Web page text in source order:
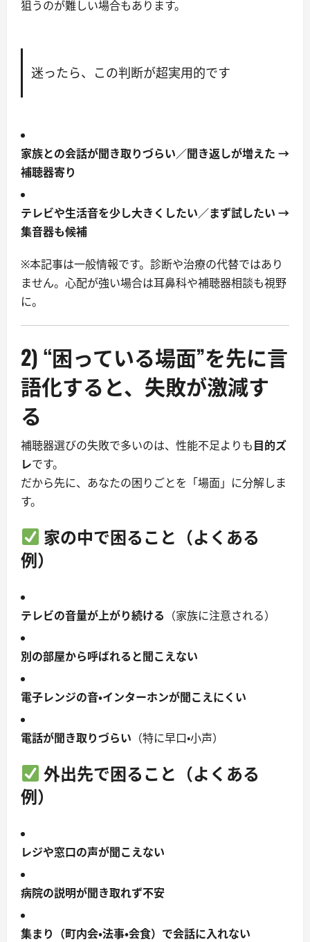
狙うのが難しい場合もあります。
迷ったら、この判断が超実用的です
家族との会話が聞き取りづらい／聞き返しが増えた →
補聴器寄り
テレビや生活音を少し大きくしたい／まず試したい →
集音器も候補
※本記事は一般情報です。診断や治療の代替ではあり
ません。心配が強い場合は耳鼻科や補聴器相談も視野
に。
2) “困っている場面”を先に言
語化すると、失敗が激減す
る
補聴器選びの失敗で多いのは、性能不足よりも目的ズ
レです。
だから先に、あなたの困りごとを「場面」に分解しま
す。
家の中で困ること（よくある
例）
テレビの音量が上がり続ける （家族に注意される）
別の部屋から呼ばれると聞こえない
電子レンジの音・インターホンが聞こえにくい
電話が聞き取りづらい （特に早口・小声）
外出先で困ること（よくある
例）
レジや窓口の声が聞こえない
病院の説明が聞き取れず不安
集まり（町内会・法事・会食）で会話に入れない